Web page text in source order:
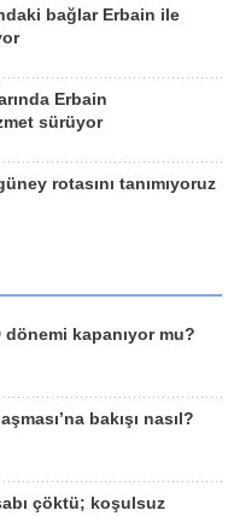
bağlar Erbain ile
Erbain
sürüyor
rotasını tanımıyoruz
dönemi kapanıyor mu?
bakışı nasıl?
çöktü; koşulsuz